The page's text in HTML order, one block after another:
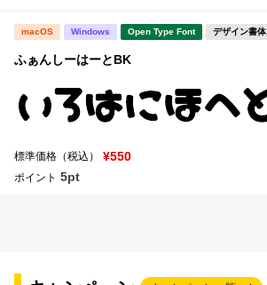
macOS Windows Open Type Font デザイン書体
ふぁんしーはーとBK
標準価格（税込） ¥550
ポイント 5pt